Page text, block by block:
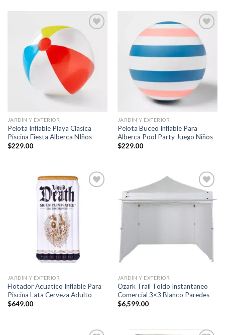
deseos
JARDÍN Y EXTERIOR
Pelota Inflable Playa Clasica
Piscina Fiesta Alberca NIños
$229.00
Añadir
a la
lista de
deseos
JARDÍN Y EXTERIOR
Pelota Buceo Inflable Para
Alberca Pool Party Juego Niños
$229.00
JARDÍN Y EXTERIOR
Flotador Acuatico Inflable Para
Piscina Lata Cerveza Adulto
$649.00
Añadir
a la
lista de
JARDÍN Y EXTERIOR
Ozark Trail Toldo Instantaneo
Comercial 3×3 Blanco Paredes
$6,599.00